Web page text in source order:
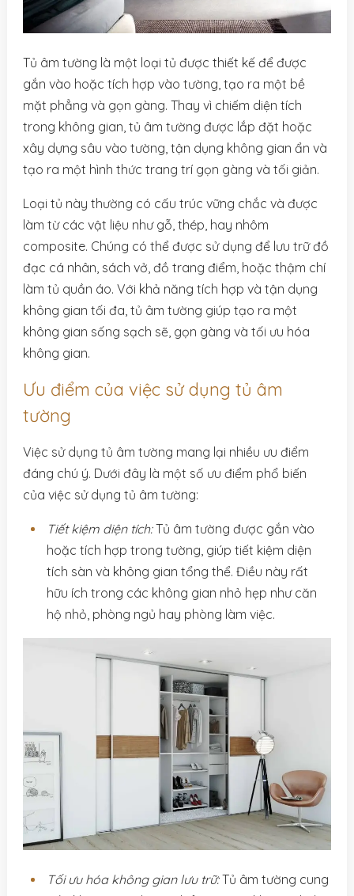
Tủ âm tường là một loại tủ được thiết kế để được
gắn vào hoặc tích hợp vào tường, tạo ra một bề
mặt phẳng và gọn gàng. Thay vì chiếm diện tích
trong không gian, tủ âm tường được lắp đặt hoặc
xây dựng sâu vào tường, tận dụng không gian ẩn và
tạo ra một hình thức trang trí gọn gàng và tối giản.
Loại tủ này thường có cấu trúc vững chắc và được
làm từ các vật liệu như gỗ, thép, hay nhôm
composite. Chúng có thể được sử dụng để lưu trữ đồ
đạc cá nhân, sách vở, đồ trang điểm, hoặc thậm chí
làm tủ quần áo. Với khả năng tích hợp và tận dụng
không gian tối đa, tủ âm tường giúp tạo ra một
không gian sống sạch sẽ, gọn gàng và tối ưu hóa
không gian.
Ưu điểm của việc sử dụng tủ âm
tường
Việc sử dụng tủ âm tường mang lại nhiều ưu điểm
đáng chú ý. Dưới đây là một số ưu điểm phổ biến
của việc sử dụng tủ âm tường:
Tiết kiệm diện tích:Tủ âm tường được gắn vào
hoặc tích hợp trong tường, giúp tiết kiệm diện
tích sàn và không gian tổng thể. Điều này rất
hữu ích trong các không gian nhỏ hẹp như căn
hộ nhỏ, phòng ngủ hay phòng làm việc.
Tối ưu hóa không gian lưu trữ:Tủ âm tường cung